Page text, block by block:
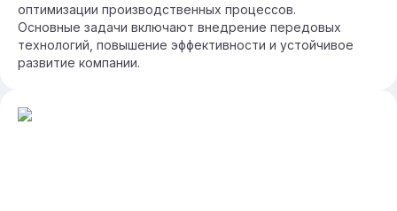
оптимизации производственных процессов.
Основные задачи включают внедрение передовых
технологий, повышение эффективности и устойчивое
развитие компании.